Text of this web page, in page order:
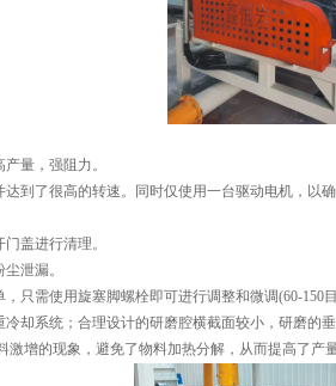
量，强阻力。
达到了很高的转速。同时仅使用一台驱动电机，以
盖进行清理。
泄漏。
只需使用旋塞脚螺栓即可进行调整和微调(60-150目
冷却系统；合理设计的研磨腔横截面较小，研磨的
增的现象，避免了物料加热分解，从而提高了产量